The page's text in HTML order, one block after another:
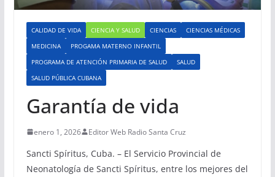
CALIDAD DE VIDA CIENCIA Y SALUD CIENCIAS
CIENCIAS MÉDICAS
MEDICINA
PROGAMA MATERNO INFANTIL
PROGRAMA DE ATENCIÓN PRIMARIA DE SALUD
SALUD
SALUD PÚBLICA CUBANA
Garantía de vida
enero 1, 2026 Editor Web Radio Santa Cruz
Sancti Spíritus, Cuba. – El Servicio Provincial de
Neonatología de Sancti Spíritus, entre los mejores del